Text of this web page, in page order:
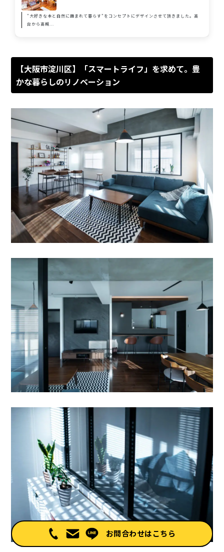
お問合わせはこちら
"大好きな本と自然に囲まれて暮らす"をコンセプトにデザインさせて頂きました。高
台から高槻...
【大阪市淀川区】「スマートライフ」を求めて。豊
かな暮らしのリノベーション